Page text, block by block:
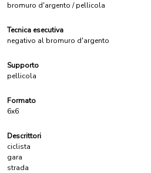
bromuro d'argento / pellicola
Tecnica esecutiva
negativo al bromuro d'argento
Supporto
pellicola
Formato
6x6
Descrittori
ciclista
gara
strada